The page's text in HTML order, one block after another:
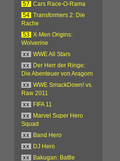
57
Cars Race-O-Rama
54
Transformers 2: Die
Rache
53
X-Men Origins:
Wolverine
xx
WWE All Stars
xx
Der Herr der Ringe:
Die Abenteuer von Aragorn
xx
WWE SmackDown! vs.
Raw 2011
xx
FIFA 11
xx
Marvel Super Hero
Squad
xx
Band Hero
xx
DJ Hero
xx
Bakugan: Battle